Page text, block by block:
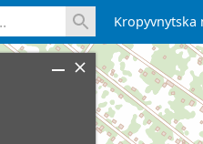
Kropyvnytska